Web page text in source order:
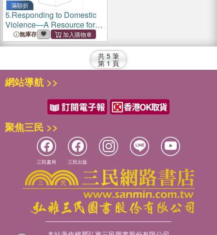
滿額折
5.Responding to Domestic
Violence—A Resource for
Church Leaders
無庫存
共 5 筆
第 1 頁
網站導航 >>
聚焦三民 >>
三民書局 三民出版